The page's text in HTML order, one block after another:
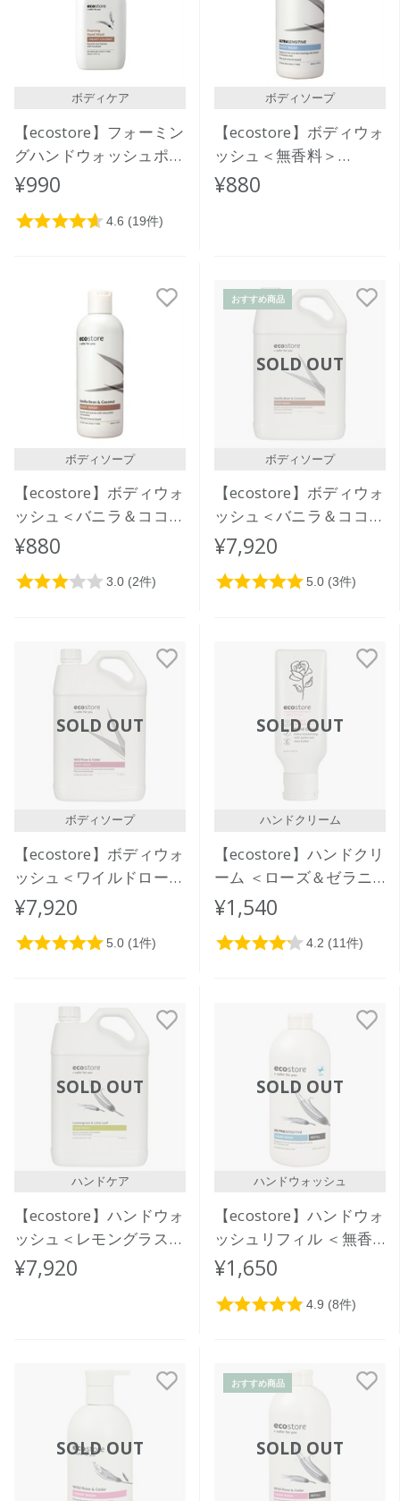
ボディケア
【ecostore】フォーミン
グハンドウォッシュポン
プ ＜クリーミーココナ
¥990
ボディソープ
【ecostore】ボディウォ
ッシュ＜無香料＞
350mL
¥880
ボディソープ
【ecostore】ボディウォ
ッシュ＜バニラ＆ココナ
ッツ＞350ｍL
¥880
SOLD OUT
おすすめ商品
ボディソープ
【ecostore】ボディウォ
ッシュ＜バニラ＆ココナ
ッツ＞5L
¥7,920
SOLD OUT
ボディソープ
【ecostore】ボディウォ
ッシュ＜ワイルドローズ
＆シダー＞5L
¥7,920
SOLD OUT
ハンドクリーム
【ecostore】ハンドクリ
ーム ＜ローズ＆ゼラニ
ウム＞
¥1,540
SOLD OUT
ハンドケア
【ecostore】ハンドウォ
ッシュ＜レモングラス＆
ライムリーフ＞５L
¥7,920
SOLD OUT
ハンドウォッシュ
【ecostore】ハンドウォ
ッシュリフィル ＜無香
料＞ 850mL
¥1,650
SOLD OUT SOLD OUT
おすすめ商品